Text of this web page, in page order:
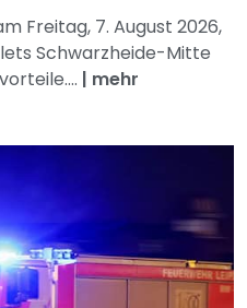
Freitag, 7. August 2026,
Schwarzheide-Mitte
| mehr